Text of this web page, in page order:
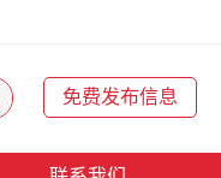
免费发布信息